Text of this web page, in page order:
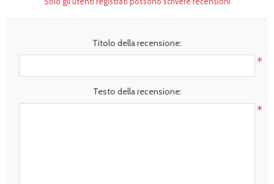
Titolo della recensione:
*
Testo della recensione:
*